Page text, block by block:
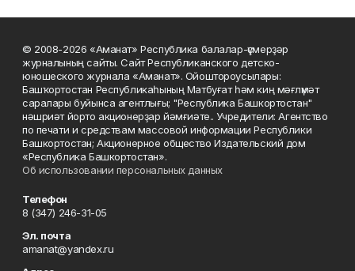
© 2008-2026 «Аманат» Республика балалар-үҫмерҙәр
журналының сайты. Сайт Республиканского детско-
юношеского журнала «Аманат». Ойоштороусылары:
Башҡортостан Республикаһының Матбуғат һәм киң мәғлүмәт
саралары буйынса агентлығы; "Республика Башкортостан"
нәшриәт йорто акционерҙар йәмғиәте.. Учредители: Агентство
по печати и средствам массовой информации Республики
Башкортостан; Акционерное общество Издательский дом
«Республика Башкортостан».
Об использовании персональных данных
Телефон
8 (347) 246-31-05
Эл. почта
amanat@yandex.ru